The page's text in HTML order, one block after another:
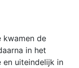
kwamen de
in het
en uiteindelijk in